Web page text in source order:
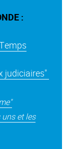
:
judiciaires"
et les